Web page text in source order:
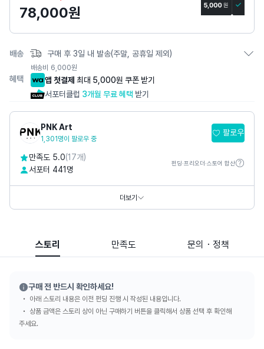
지
78,000원
배송 구매 후 3일 내 발송(주말, 공휴일 제외)
배송비 6,000원
혜택 앱 첫결제 최대 5,000원 쿠폰 받기
서포터클럽 3개월 무료 혜택 받기
PNK Art
1,301명이 팔로우 중
팔로우
만족도 5.0(17개)
서포터 441명
펀딩·프리오더·스토어 합산
더보기
스토리 만족도 문의・정책
구매 전 반드시 확인하세요!
아래 스토리 내용은 이전 펀딩 진행 시 작성된 내용입니다.
상품 금액은 스토리 상이 아닌 구매하기 버튼을 클릭해서 상품 선택 후 확인해
주세요.